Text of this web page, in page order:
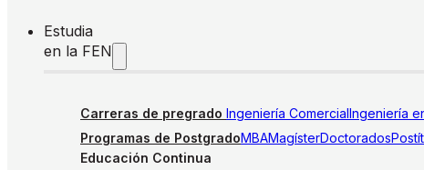
Estudia
en la FEN
Carreras de pregrado Ingeniería ComercialIngeniería
Programas de PostgradoMBAMagísterDoctorados
Educación Continua